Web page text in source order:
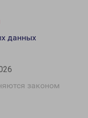
законом
данных